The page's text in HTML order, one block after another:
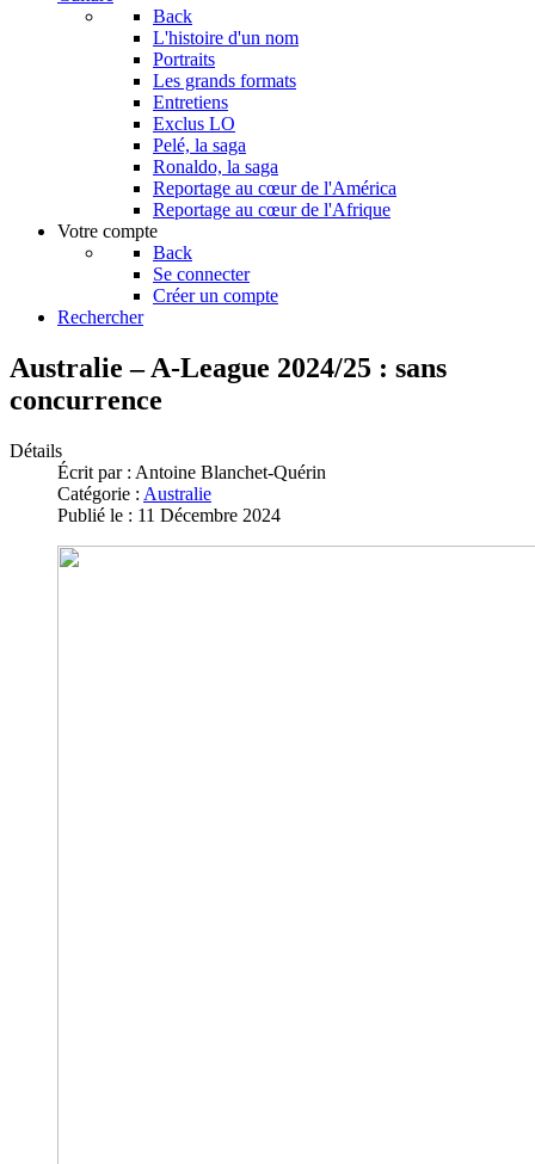
Back
L'histoire d'un nom
Portraits
Les grands formats
Entretiens
Exclus LO
Pelé, la saga
Ronaldo, la saga
Reportage au cœur de l'América
Reportage au cœur de l'Afrique
Votre compte
Back
Se connecter
Créer un compte
Rechercher
Australie – A-League 2024/25 : sans
concurrence
Détails
Écrit par : Antoine Blanchet-Quérin
Catégorie : Australie
Publié le : 11 Décembre 2024